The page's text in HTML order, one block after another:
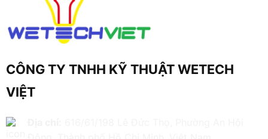
CÔNG TY TNHH KỸ THUẬT WETECH
VIỆT